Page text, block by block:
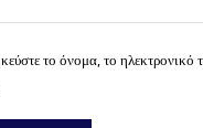
το όνομα, το ηλεκτρονικό